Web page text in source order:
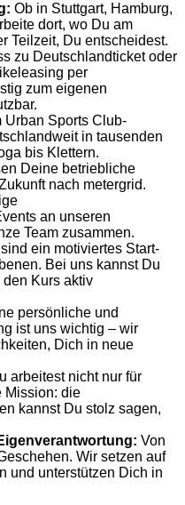
Ob in Stuttgart, Hamburg,
dort, wo Du am
Teilzeit, Du entscheidest.
zu Deutschlandticket oder
per
zum eigenen
Urban Sports Club-
in tausenden
bis Klettern.
Deine betriebliche
nach metergrid.
an unseren
Team zusammen.
ein motiviertes Start-
Bei uns kannst Du
Kurs aktiv
persönliche und
ist uns wichtig – wir
Dich in neue
arbeitest nicht nur für
Mission: die
kannst Du stolz sagen,
Von
Wir setzen auf
und unterstützen Dich in